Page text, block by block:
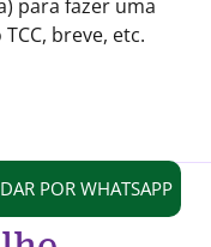
para fazer uma
breve, etc.
POR WHATSAPP